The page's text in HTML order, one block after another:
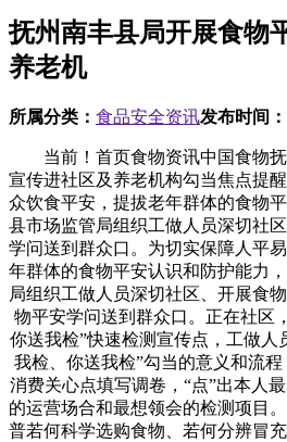
抚州南丰县局开展食物
养老机
所属分类： 食品安全资讯发布时间：
当前！首页食物资讯中国食物抚
宣传进社区及养老机构勾当焦点提
众饮食平安，提拔老年群体的食物
县市场监管局组织工做人员深切社
学问送到群众口。为切实保障人平
年群体的食物平安认识和防护能力
局组织工做人员深切社区、开展食
物平安学问送到群众口。正在社区
你送我检”快速检测宣传点，工做人
我检、你送我检”勾当的意义和流
消费关心点填写调卷，“点”出本人
的运营场合和最想领会的检测项目
普若何科学选购食物、若何分辨冒